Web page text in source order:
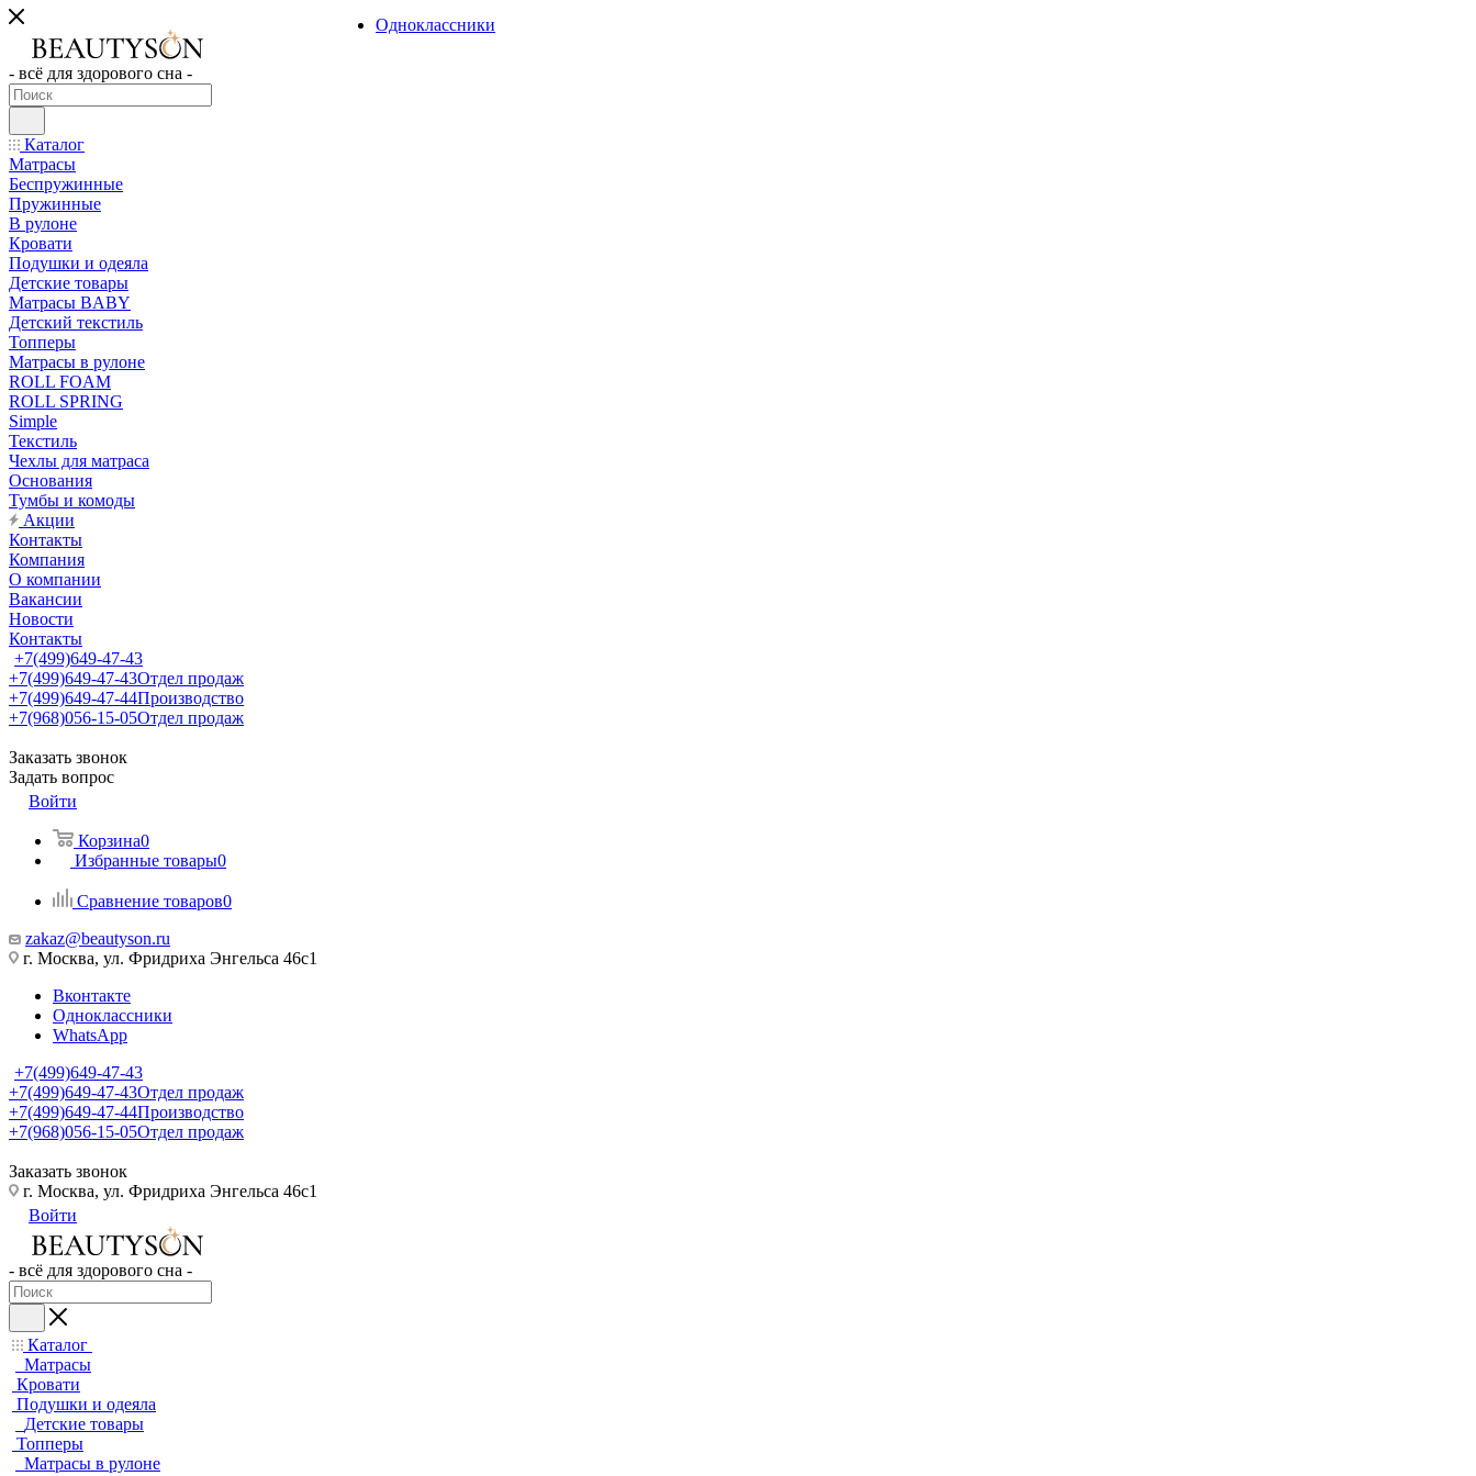
- всё для здорового сна -
Каталог
Матрасы
Беспружинные
Пружинные
В рулоне
Кровати
Подушки и одеяла
Детские товары
Матрасы BABY
Детский текстиль
Топперы
Матрасы в рулоне
ROLL FOAM
ROLL SPRING
Simple
Текстиль
Чехлы для матраса
Основания
Тумбы и комоды
Акции
Контакты
Компания
О компании
Вакансии
Новости
Контакты
+7(499)649-47-43
+7(499)649-47-43Отдел продаж
+7(499)649-47-44Производство
+7(968)056-15-05Отдел продаж
Заказать звонок
Задать вопрос
Войти
Корзина0
Избранные товары0
Сравнение товаров0
zakaz@beautyson.ru
г. Москва, ул. Фридриха Энгельса 46с1
Вконтакте
Одноклассники
WhatsApp
+7(499)649-47-43
+7(499)649-47-43Отдел продаж
+7(499)649-47-44Производство
+7(968)056-15-05Отдел продаж
Заказать звонок
Одноклассники
г. Москва, ул. Фридриха Энгельса 46с1
Войти
- всё для здорового сна -
Каталог
Матрасы
Кровати
Подушки и одеяла
Детские товары
Топперы
Матрасы в рулоне